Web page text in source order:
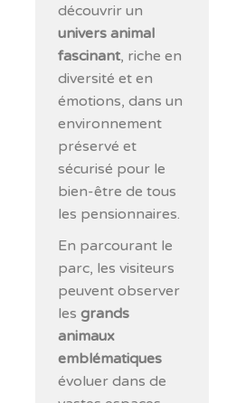
découvrir un
univers animal
fascinant, riche en
diversité et en
émotions, dans un
environnement
préservé et
sécurisé pour le
bien-être de tous
les pensionnaires.
En parcourant le
parc, les visiteurs
peuvent observer
lesgrands
animaux
emblématiques
évoluer dans de